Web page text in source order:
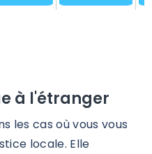
à l'étranger
les cas où vous vous
locale. Elle